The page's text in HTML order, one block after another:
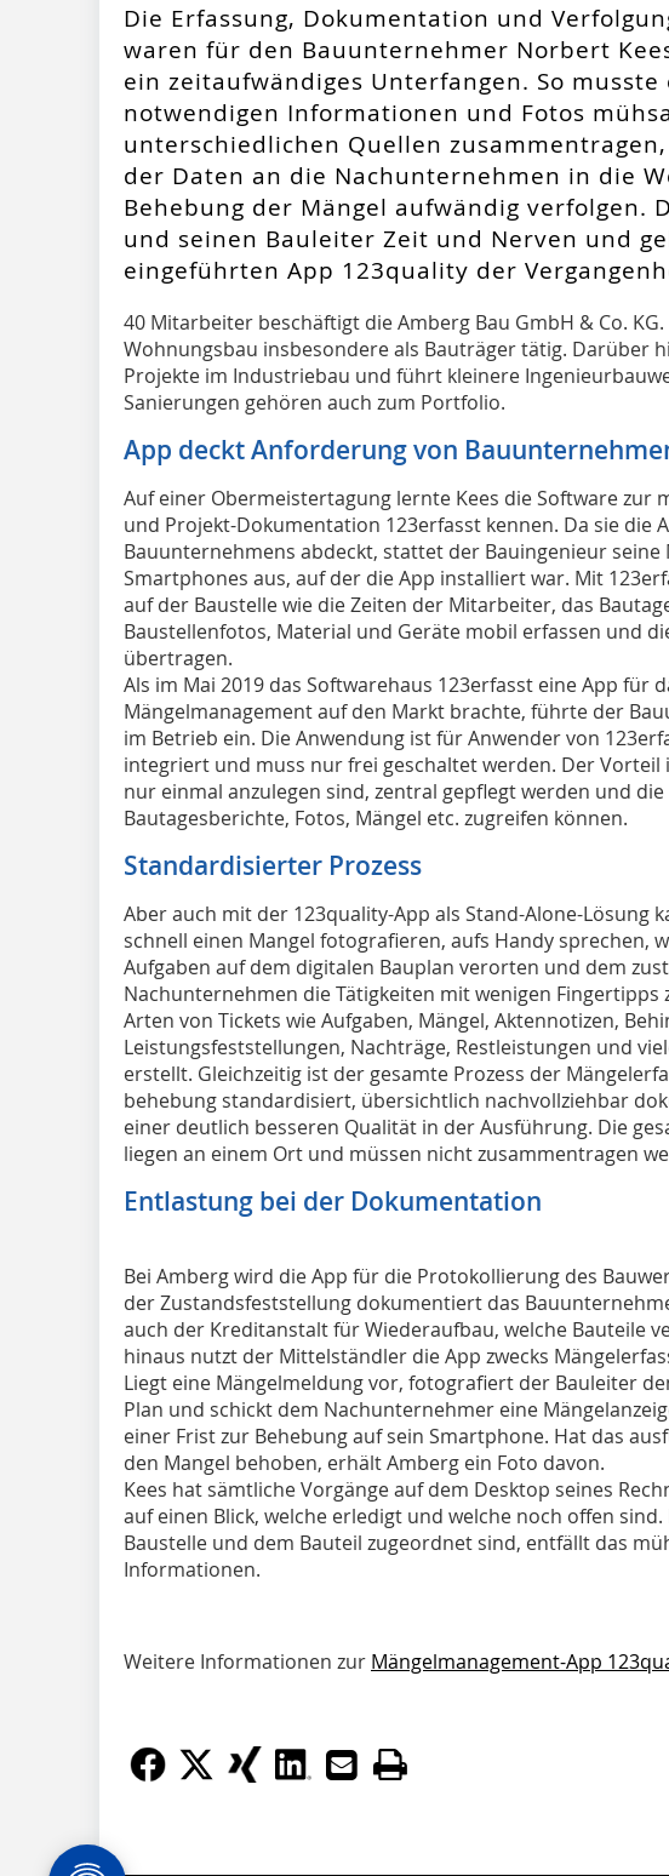
Die Erfassung, Dokumentation und
waren für den Bauunternehmer Norbert
ein zeitaufwändiges Unterfangen. So
notwendigen Informationen und Fotos
unterschiedlichen Quellen
der Daten an die Nachunternehmen in die
Behebung der Mängel aufwändig verfolgen.
und seinen Bauleiter Zeit und Nerven und
eingeführten App 123quality der
40 Mitarbeiter beschäftigt die Amberg Bau GmbH & Co.
Wohnungsbau insbesondere als Bauträger tätig. Darüber
Projekte im Industriebau und führt kleinere
Sanierungen gehören auch zum Portfolio.
App deckt Anforderung von
Auf einer Obermeistertagung lernte Kees die Software zur
und Projekt-Dokumentation 123erfasst kennen. Da sie die
Bauunternehmens abdeckt, stattet der Bauingenieur
Smartphones aus, auf der die App installiert war. Mit
auf der Baustelle wie die Zeiten der Mitarbeiter, das
Baustellenfotos, Material und Geräte mobil erfassen und
übertragen.
Als im Mai 2019 das Softwarehaus 123erfasst eine App für
Mängelmanagement auf den Markt brachte, führte der
im Betrieb ein. Die Anwendung ist für Anwender von
integriert und muss nur frei geschaltet werden. Der Vorteil
nur einmal anzulegen sind, zentral gepflegt werden und
Bautagesberichte, Fotos, Mängel etc. zugreifen können.
Standardisierter Prozess
Aber auch mit der 123quality-App als Stand-Alone-Lösung
schnell einen Mangel fotografieren, aufs Handy sprechen,
Aufgaben auf dem digitalen Bauplan verorten und dem
Nachunternehmen die Tätigkeiten mit wenigen Fingertipps
Arten von Tickets wie Aufgaben, Mängel, Aktennotizen,
Leistungsfeststellungen, Nachträge, Restleistungen und
erstellt. Gleichzeitig ist der gesamte Prozess der
behebung standardisiert, übersichtlich nachvollziehbar
einer deutlich besseren Qualität in der Ausführung. Die
liegen an einem Ort und müssen nicht zusammentragen
Entlastung bei der Dokumentation
Bei Amberg wird die App für die Protokollierung des
der Zustandsfeststellung dokumentiert das
auch der Kreditanstalt für Wiederaufbau, welche Bauteile
hinaus nutzt der Mittelständler die App zwecks
Liegt eine Mängelmeldung vor, fotografiert der Bauleiter
Plan und schickt dem Nachunternehmer eine
einer Frist zur Behebung auf sein Smartphone. Hat das
den Mangel behoben, erhält Amberg ein Foto davon.
Kees hat sämtliche Vorgänge auf dem Desktop seines
auf einen Blick, welche erledigt und welche noch offen
Baustelle und dem Bauteil zugeordnet sind, entfällt das
Informationen.
Weitere Informationen zur Mängelmanagement-App